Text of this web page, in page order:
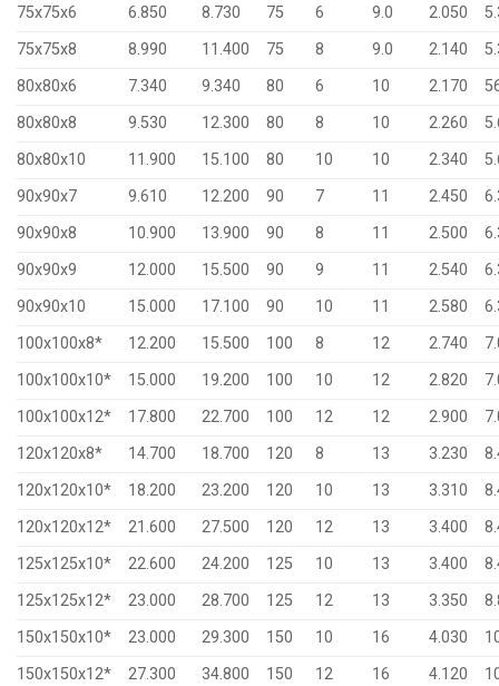
75x75x6
6.850 8.730 75 6 9.0 2.050
75x75x8
8.990 11.400 75 8 9.0 2.140
80x80x6
7.340 9.340 80 6 10 2.170
80x80x8
9.530 12.300 80 8 10 2.260
80x80x10
11.900 15.100 80 10 10 2.340
90x90x7
9.610 12.200 90 7 11 2.450
90x90x8
10.900 13.900 90 8 11 2.500
90x90x9
12.000 15.500 90 9 11 2.540
90x90x10
15.000 17.100 90 10 11 2.580
100x100x8*
12.200 15.500 100 8 12 2.740
100x100x10*
15.000 19.200 100 10 12 2.820
100x100x12*
17.800 22.700 100 12 12 2.900
120x120x8*
14.700 18.700 120 8 13 3.230
120x120x10*
18.200 23.200 120 10 13 3.310
120x120x12*
21.600 27.500 120 12 13 3.400
125x125x10*
22.600 24.200 125 10 13 3.400
125x125x12*
23.000 28.700 125 12 13 3.350
150x150x10*
23.000 29.300 150 10 16 4.030
150x150x12*
27.300 34.800 150 12 16 4.120